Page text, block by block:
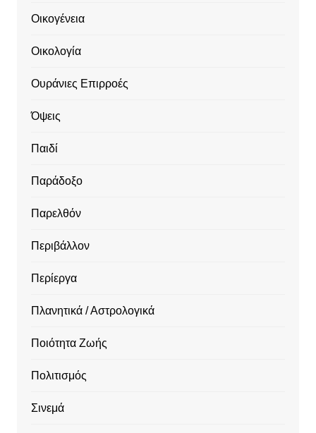
Οικογένεια
Οικολογία
Ουράνιες Επιρροές
Όψεις
Παιδί
Παράδοξο
Παρελθόν
Περιβάλλον
Περίεργα
Πλανητικά / Αστρολογικά
Ποιότητα Ζωής
Πολιτισμός
Σινεμά